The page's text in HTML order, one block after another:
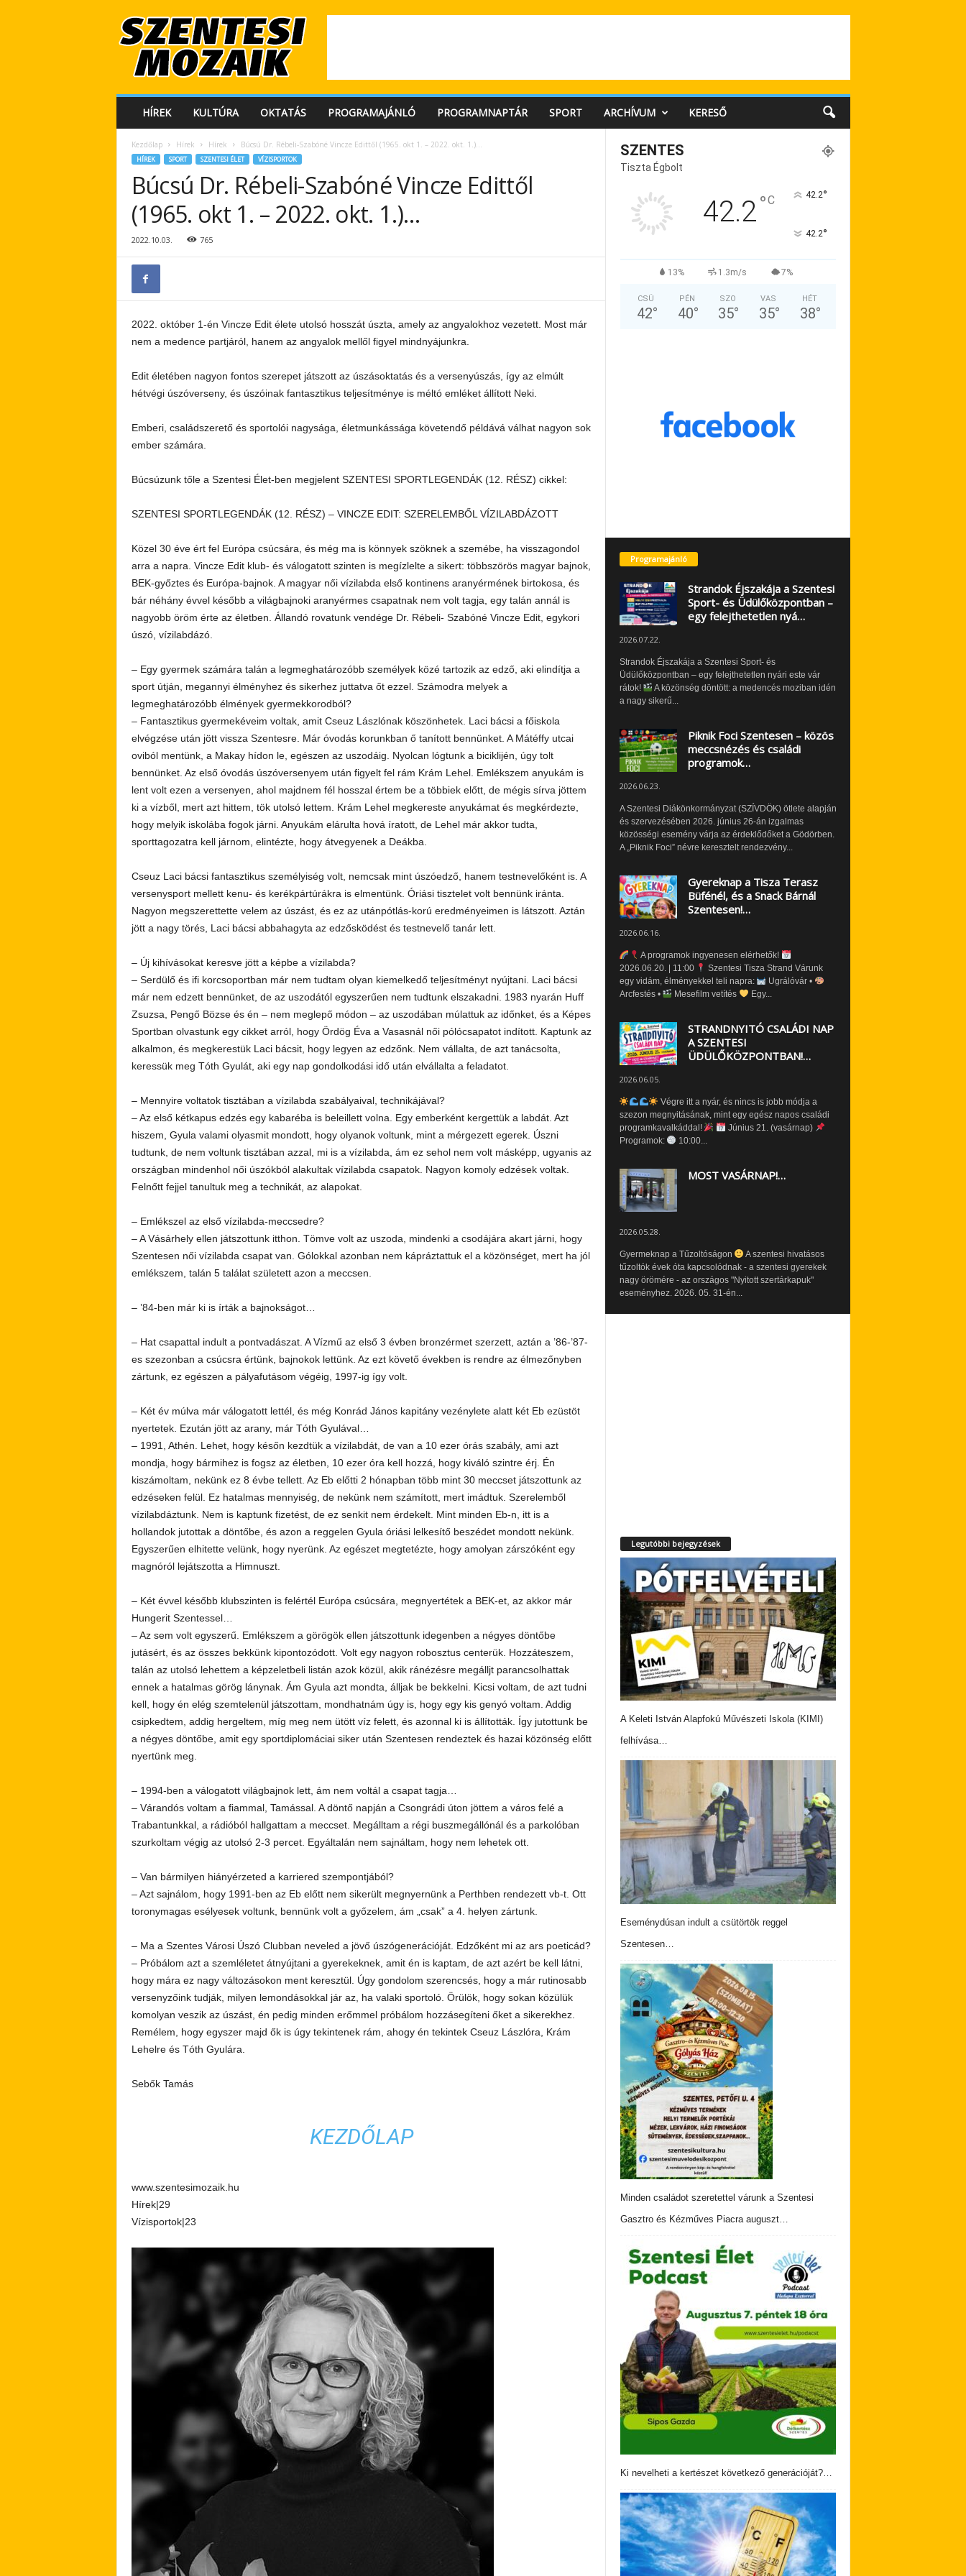
e
HÍREK KULTÚRA OKTATÁS PROGRAMAJÁNLÓ PROGRAMNAPTÁR SPORT ARCHÍVUM KERESŐ
Kezdőlap Hírek Hírek Búcsú Dr. Rébeli-Szabóné Vincze Edittől (1965. okt 1. – 2022. okt. 1.)…
HÍREK SPORT SZENTESI ÉLET VÍZISPORTOK
Búcsú Dr. Rébeli-Szabóné Vincze Edittől
(1965. okt 1. – 2022. okt. 1.)…
2022.10.03. 765
2022. október 1-én Vincze Edit élete utolsó hosszát úszta, amely az angyalokhoz vezetett. Most már
nem a medence partjáról, hanem az angyalok mellől figyel mindnyájunkra.
Edit életében nagyon fontos szerepet játszott az úszásoktatás és a versenyúszás, így az elmúlt
hétvégi úszóverseny, és úszóinak fantasztikus teljesítménye is méltó emléket állított Neki.
Emberi, családszerető és sportolói nagysága, életmunkássága követendő példává válhat nagyon sok
ember számára.
Búcsúzunk tőle a Szentesi Élet-ben megjelent SZENTESI SPORTLEGENDÁK (12. RÉSZ) cikkel:
SZENTESI SPORTLEGENDÁK (12. RÉSZ) – VINCZE EDIT: SZERELEMBŐL VÍZILABDÁZOTT
Közel 30 éve ért fel Európa csúcsára, és még ma is könnyek szöknek a szemébe, ha visszagondol
arra a napra. Vincze Edit klub- és válogatott szinten is megízlelte a sikert: többszörös magyar bajnok,
BEK-győztes és Európa-bajnok. A magyar női vízilabda első kontinens aranyérmének birtokosa, és
bár néhány évvel később a világbajnoki aranyérmes csapatnak nem volt tagja, egy talán annál is
nagyobb öröm érte az életben. Állandó rovatunk vendége Dr. Rébeli- Szabóné Vincze Edit, egykori
úszó, vízilabdázó.
– Egy gyermek számára talán a legmeghatározóbb személyek közé tartozik az edző, aki elindítja a
sport útján, megannyi élményhez és sikerhez juttatva őt ezzel. Számodra melyek a
legmeghatározóbb élmények gyermekkorodból?
– Fantasztikus gyermekéveim voltak, amit Cseuz Lászlónak köszönhetek. Laci bácsi a főiskola
elvégzése után jött vissza Szentesre. Már óvodás korunkban ő tanított bennünket. A Mátéffy utcai
oviból mentünk, a Makay hídon le, egészen az uszodáig. Nyolcan lógtunk a biciklijén, úgy tolt
bennünket. Az első óvodás úszóversenyem után figyelt fel rám Krám Lehel. Emlékszem anyukám is
lent volt ezen a versenyen, ahol majdnem fél hosszal értem be a többiek előtt, de mégis sírva jöttem
ki a vízből, mert azt hittem, tök utolsó lettem. Krám Lehel megkereste anyukámat és megkérdezte,
hogy melyik iskolába fogok járni. Anyukám elárulta hová íratott, de Lehel már akkor tudta,
sporttagozatra kell járnom, elintézte, hogy átvegyenek a Deákba.
Cseuz Laci bácsi fantasztikus személyiség volt, nemcsak mint úszóedző, hanem testnevelőként is. A
versenysport mellett kenu- és kerékpártúrákra is elmentünk. Óriási tisztelet volt bennünk iránta.
Nagyon megszerettette velem az úszást, és ez az utánpótlás-korú eredményeimen is látszott. Aztán
jött a nagy törés, Laci bácsi abbahagyta az edzősködést és testnevelő tanár lett.
– Új kihívásokat keresve jött a képbe a vízilabda?
– Serdülő és ifi korcsoportban már nem tudtam olyan kiemelkedő teljesítményt nyújtani. Laci bácsi
már nem edzett bennünket, de az uszodától egyszerűen nem tudtunk elszakadni. 1983 nyarán Huff
Zsuzsa, Pengő Bözse és én – nem meglepő módon – az uszodában múlattuk az időnket, és a Képes
Sportban olvastunk egy cikket arról, hogy Ördög Éva a Vasasnál női pólócsapatot indított. Kaptunk az
alkalmon, és megkerestük Laci bácsit, hogy legyen az edzőnk. Nem vállalta, de azt tanácsolta,
keressük meg Tóth Gyulát, aki egy nap gondolkodási idő után elvállalta a feladatot.
– Mennyire voltatok tisztában a vízilabda szabályaival, technikájával?
– Az első kétkapus edzés egy kabaréba is beleillett volna. Egy emberként kergettük a labdát. Azt
hiszem, Gyula valami olyasmit mondott, hogy olyanok voltunk, mint a mérgezett egerek. Úszni
tudtunk, de nem voltunk tisztában azzal, mi is a vízilabda, ám ez sehol nem volt másképp, ugyanis az
országban mindenhol női úszókból alakultak vízilabda csapatok. Nagyon komoly edzések voltak.
Felnőtt fejjel tanultuk meg a technikát, az alapokat.
– Emlékszel az első vízilabda-meccsedre?
– A Vásárhely ellen játszottunk itthon. Tömve volt az uszoda, mindenki a csodájára akart járni, hogy
Szentesen női vízilabda csapat van. Gólokkal azonban nem kápráztattuk el a közönséget, mert ha jól
emlékszem, talán 5 találat született azon a meccsen.
– ’84-ben már ki is írták a bajnokságot…
– Hat csapattal indult a pontvadászat. A Vízmű az első 3 évben bronzérmet szerzett, aztán a ’86-’87-
es szezonban a csúcsra értünk, bajnokok lettünk. Az ezt követő években is rendre az élmezőnyben
zártunk, ez egészen a pályafutásom végéig, 1997-ig így volt.
– Két év múlva már válogatott lettél, és még Konrád János kapitány vezénylete alatt két Eb ezüstöt
nyertetek. Ezután jött az arany, már Tóth Gyulával…
– 1991, Athén. Lehet, hogy későn kezdtük a vízilabdát, de van a 10 ezer órás szabály, ami azt
mondja, hogy bármihez is fogsz az életben, 10 ezer óra kell hozzá, hogy kiváló szintre érj. Én
kiszámoltam, nekünk ez 8 évbe tellett. Az Eb előtti 2 hónapban több mint 30 meccset játszottunk az
edzéseken felül. Ez hatalmas mennyiség, de nekünk nem számított, mert imádtuk. Szerelemből
vízilabdáztunk. Nem is kaptunk fizetést, de ez senkit nem érdekelt. Mint minden Eb-n, itt is a
hollandok jutottak a döntőbe, és azon a reggelen Gyula óriási lelkesítő beszédet mondott nekünk.
Egyszerűen elhitette velünk, hogy nyerünk. Az egészet megtetézte, hogy amolyan zárszóként egy
magnóról lejátszotta a Himnuszt.
– Két évvel később klubszinten is felértél Európa csúcsára, megnyertétek a BEK-et, az akkor már
Hungerit Szentessel…
– Az sem volt egyszerű. Emlékszem a görögök ellen játszottunk idegenben a négyes döntőbe
jutásért, és az összes bekkünk kipontozódott. Volt egy nagyon robosztus centerük. Hozzáteszem,
talán az utolsó lehettem a képzeletbeli listán azok közül, akik ránézésre megálljt parancsolhattak
ennek a hatalmas görög lánynak. Ám Gyula azt mondta, álljak be bekkelni. Kicsi voltam, de azt tudni
kell, hogy én elég szemtelenül játszottam, mondhatnám úgy is, hogy egy kis genyó voltam. Addig
csipkedtem, addig hergeltem, míg meg nem ütött víz felett, és azonnal ki is állították. Így jutottunk be
a négyes döntőbe, amit egy sportdiplomáciai siker után Szentesen rendeztek és hazai közönség előtt
nyertünk meg.
– 1994-ben a válogatott világbajnok lett, ám nem voltál a csapat tagja…
– Várandós voltam a fiammal, Tamással. A döntő napján a Csongrádi úton jöttem a város felé a
Trabantunkkal, a rádióból hallgattam a meccset. Megálltam a régi buszmegállónál és a parkolóban
szurkoltam végig az utolsó 2-3 percet. Egyáltalán nem sajnáltam, hogy nem lehetek ott.
– Van bármilyen hiányérzeted a karriered szempontjából?
– Azt sajnálom, hogy 1991-ben az Eb előtt nem sikerült megnyernünk a Perthben rendezett vb-t. Ott
toronymagas esélyesek voltunk, bennünk volt a győzelem, ám „csak” a 4. helyen zártunk.
– Ma a Szentes Városi Úszó Clubban neveled a jövő úszógenerációját. Edzőként mi az ars poeticád?
– Próbálom azt a szemléletet átnyújtani a gyerekeknek, amit én is kaptam, de azt azért be kell látni,
hogy mára ez nagy változásokon ment keresztül. Úgy gondolom szerencsés, hogy a már rutinosabb
versenyzőink tudják, milyen lemondásokkal jár az, ha valaki sportoló. Örülök, hogy sokan közülük
komolyan veszik az úszást, én pedig minden erőmmel próbálom hozzásegíteni őket a sikerekhez.
Remélem, hogy egyszer majd ők is úgy tekintenek rám, ahogy én tekintek Cseuz Lászlóra, Krám
Lehelre és Tóth Gyulára.
Sebők Tamás
KEZDŐLAP
www.szentesimozaik.hu
Hírek|29
Vízisportok|23
SZENTES
Tiszta Égbolt
42.2°C 42.2°
42.2°
13% 1.3m/s 7%
CSÜ
42°
PÉN
40°
SZO
35°
VAS
35°
HÉT
38°
Programajánló
Strandok Éjszakája a Szentesi
Sport- és Üdülőközpontban –
egy felejthetetlen nyá…
2026.07.22.
Strandok Éjszakája a Szentesi Sport- és
Üdülőközpontban – egy felejthetetlen nyári este vár
rátok!
A közönség döntött: a medencés moziban idén
a nagy sikerű...
Piknik Foci Szentesen – közös
meccsnézés és családi
programok…
2026.06.23.
A Szentesi Diákönkormányzat (SZÍVDÖK) ötlete alapján
és szervezésében 2026. június 26-án izgalmas
közösségi esemény várja az érdeklődőket a Gödörben.
A „Piknik Foci” névre keresztelt rendezvény...
Gyereknap a Tisza Terasz
Büfénél, és a Snack Bárnál
Szentesen!…
2026.06.16.
A programok ingyenesen elérhetők!
2026.06.20. | 11:00
Szentesi Tisza Strand Várunk
egy vidám, élményekkel teli napra:
Ugrálóvár •
Arcfestés •
Mesefilm vetítés Egy...
STRANDNYITÓ CSALÁDI NAP
A SZENTESI
ÜDÜLŐKÖZPONTBAN!…
2026.06.05.
Végre itt a nyár, és nincs is jobb módja a
szezon megnyitásának, mint egy egész napos családi
programkavalkáddal!
Június 21. (vasárnap)
Programok:
10:00...
MOST VASÁRNAP!…
2026.05.28.
Gyermeknap a Tűzoltóságon
A szentesi hivatásos
tűzoltók évek óta kapcsolódnak - a szentesi gyerekek
nagy örömére - az országos "Nyitott szertárkapuk"
eseményhez. 2026. 05. 31-én...
Legutóbbi bejegyzések
A Keleti István Alapfokú Művészeti Iskola (KIMI)
felhívása…
Eseménydúsan indult a csütörtök reggel
Szentesen…
Minden családot szeretettel várunk a Szentesi
Gasztro és Kézműves Piacra auguszt…
Ki nevelheti a kertészet következő generációját?…